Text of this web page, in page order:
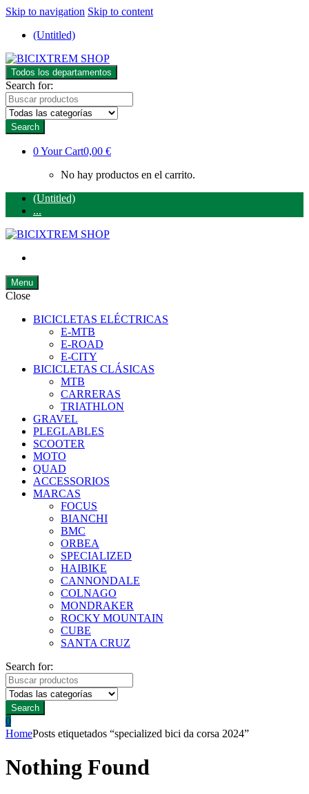
Skip to navigation Skip to content
(Untitled)
Todos los departamentos
Search for:
Search
0Your Cart0,00 €
No hay productos en el carrito.
(Untitled)
...
Menu
Close
BICICLETAS ELÉCTRICAS
E-MTB
E-ROAD
E-CITY
BICICLETAS CLÁSICAS
MTB
CARRERAS
TRIATHLON
GRAVEL
PLEGLABLES
SCOOTER
MOTO
QUAD
ACCESSORIOS
MARCAS
FOCUS
BIANCHI
BMC
ORBEA
SPECIALIZED
HAIBIKE
CANNONDALE
COLNAGO
MONDRAKER
ROCKY MOUNTAIN
CUBE
SANTA CRUZ
Search for:
Search
0
HomePosts etiquetados “specialized bici da corsa 2024”
Nothing Found